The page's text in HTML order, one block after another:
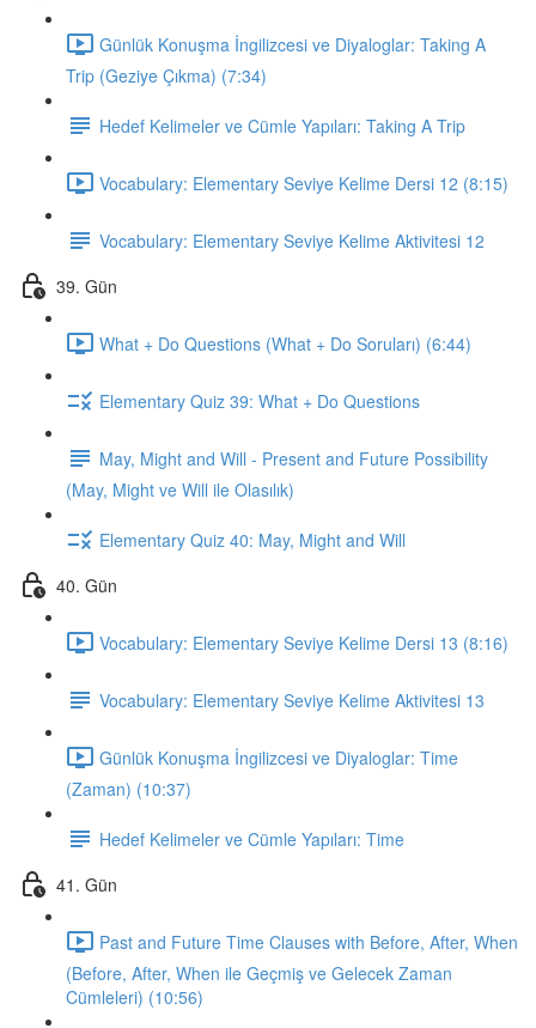
Günlük Konuşma İngilizcesi ve Diyaloglar: Taking A
Trip (Geziye Çıkma) (7:34)
Hedef Kelimeler ve Cümle Yapıları: Taking A Trip
Vocabulary: Elementary Seviye Kelime Dersi 12 (8:15)
Vocabulary: Elementary Seviye Kelime Aktivitesi 12
39. Gün
What + Do Questions (What + Do Soruları) (6:44)
Elementary Quiz 39: What + Do Questions
May, Might and Will - Present and Future Possibility
(May, Might ve Will ile Olasılık)
Elementary Quiz 40: May, Might and Will
40. Gün
Vocabulary: Elementary Seviye Kelime Dersi 13 (8:16)
Vocabulary: Elementary Seviye Kelime Aktivitesi 13
Günlük Konuşma İngilizcesi ve Diyaloglar: Time
(Zaman) (10:37)
Hedef Kelimeler ve Cümle Yapıları: Time
41. Gün
Past and Future Time Clauses with Before, After, When
(Before, After, When ile Geçmiş ve Gelecek Zaman
Cümleleri) (10:56)